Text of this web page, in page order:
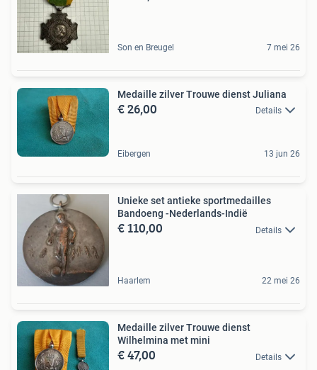
Son en Breugel 7 mei 26
Medaille zilver Trouwe dienst Juliana
€ 26,00 Details
Eibergen 13 jun 26
Unieke set antieke sportmedailles
Bandoeng -Nederlands-Indië
€ 110,00 Details
Haarlem 22 mei 26
Medaille zilver Trouwe dienst
Wilhelmina met mini
€ 47,00 Details